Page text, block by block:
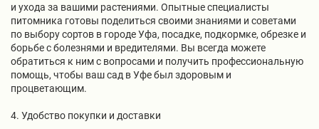
и ухода за вашими растениями. Опытные специалисты
питомника готовы поделиться своими знаниями и советами
по выбору сортов в городе Уфа, посадке, подкормке, обрезке и
борьбе с болезнями и вредителями. Вы всегда можете
обратиться к ним с вопросами и получить профессиональную
помощь, чтобы ваш сад в Уфе был здоровым и
процветающим.
4. Удобство покупки и доставки